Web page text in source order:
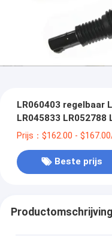
LR060403 regelbaar
LR045833 LR052788
Prijs：$162.00 -
Beste prijs
Productomschrijving